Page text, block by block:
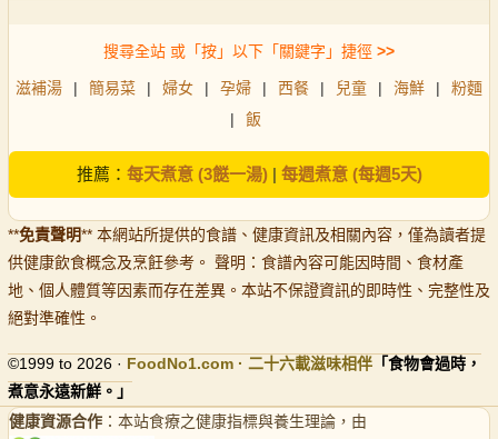
搜尋全站 或「按」以下「關鍵字」捷徑 >>
滋補湯 | 簡易菜 | 婦女 | 孕婦 | 西餐 | 兒童 | 海鮮 |
粉麵
|
飯
推薦： 每天煮意 (3餸一湯)| 每週煮意 (每週5天)
**免責聲明** 本網站所提供的食譜、健康資訊及相關內容，僅為讀者提
供健康飲食概念及烹飪參考。 聲明：食譜內容可能因時間、食材產
地、個人體質等因素而存在差異。本站不保證資訊的即時性、完整性及
絕對準確性。
©1999 to 2026 · FoodNo1.com · 二十六載滋味相伴 「食物會過時，
煮意永遠新鮮。」
健康資源合作 ：本站食療之健康指標與養生理論，由